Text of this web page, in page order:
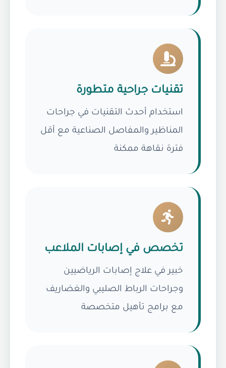
تقنيات جراحية متطورة
استخدام أحدث التقنيات في جراحات
المناظير والمفاصل الصناعية مع أقل
فترة نقاهة ممكنة
تخصص في إصابات الملاعب
خبير في علاج إصابات الرياضيين
وجراحات الرباط الصليبي والغضاريف
مع برامج تأهيل متخصصة